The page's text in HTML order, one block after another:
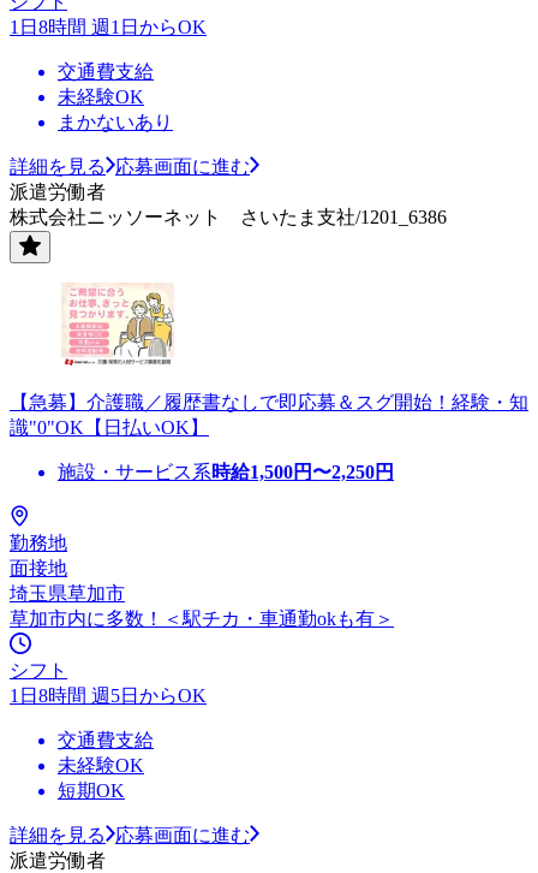
1日8時間 週1日からOK
交通費支給
未経験OK
まかないあり
詳細を見る
応募画面に進む
派遣労働者
株式会社ニッソーネット さいたま支社/1201_6386
【急募】介護職／履歴書なしで即応募＆スグ開始！経験・知
識"0"OK【日払いOK】
施設・サービス系時給1,500円〜2,250円
勤務地
面接地
埼玉県草加市
草加市内に多数！＜駅チカ・車通勤okも有＞
シフト
1日8時間 週5日からOK
交通費支給
未経験OK
短期OK
詳細を見る
応募画面に進む
派遣労働者